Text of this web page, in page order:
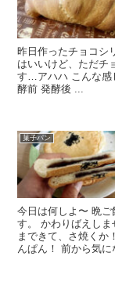
昨日作ったチョコシ
はいいけど、ただチ
す…アハハ こんな感
酵前 発酵後 ...
菓子パン
今日は何しよ〜 晩
す。 かわりばえし
まできて、さ焼くか
んぱん！ 前から気